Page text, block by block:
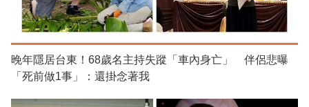
晚年隱居台東！68歲名主持失蹤「車內身亡」 伴侶悲曝
「死前做1事」：還掛念著我